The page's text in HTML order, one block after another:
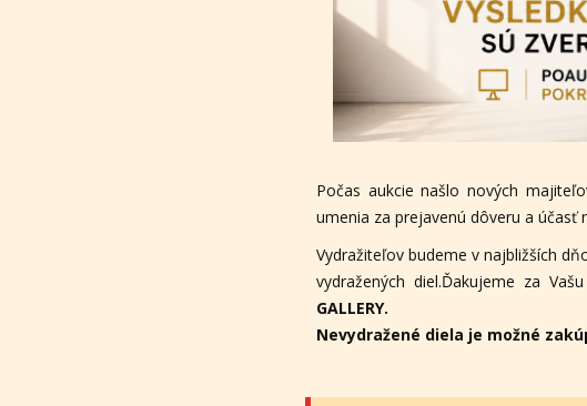
Počas aukcie našlo nových
umenia za prejavenú dôveru a účasť
Vydražiteľov budeme v najbližších
vydražených diel.Ďakujeme za
GALLERY.
Nevydražené diela je možné